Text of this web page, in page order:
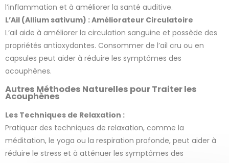
l’inflammation et à améliorer la santé auditive.
L’Ail (Allium sativum) : Améliorateur Circulatoire
L’ail aide à améliorer la circulation sanguine et possède des
propriétés antioxydantes. Consommer de l’ail cru ou en
capsules peut aider à réduire les symptômes des
acouphènes.
Autres Méthodes Naturelles pour Traiter les
Acouphènes
Les Techniques de Relaxation :
Pratiquer des techniques de relaxation, comme la
méditation, le yoga ou la respiration profonde, peut aider à
réduire le stress et à atténuer les symptômes des